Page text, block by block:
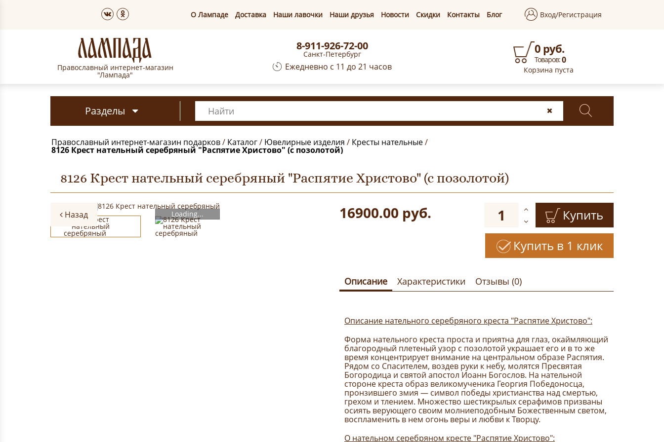
О Лампаде Доставка Наши лавочки Наши друзья Новости Скидки Контакты Блог Вход/Регистрация
Православный интернет-магазин
"Лампада"
8-911-926-72-00
Санкт-Петербург
Ежедневно с 11 до 21 часов
0 руб.
Товаров:0
Корзина пуста
Разделы
Православный интернет-магазин подарков/ Каталог/ Ювелирные изделия / Кресты нательные/
8126 Крест нательный серебряный "Распятие Христово" (с позолотой)
8126 Крест нательный серебряный "Распятие Христово" (с позолотой)
Loading...
Назад 16900.00 руб.
Купить
Купить в 1 клик
Описание Характеристики Отзывы (0)
Описание нательного серебряного креста "Распятие Христово":
Форма нательного креста проста и приятна для глаз, окаймляющий
благородный плетеный узор с позолотой украшает его и в то же
время концентрирует внимание на центральном образе Распятия.
Рядом со Спасителем, воздев руки к небу, молятся Пресвятая
Богородица и святой апостол Иоанн Богослов. На нательной
стороне креста образ великомученика Георгия Победоносца,
пронзившего змия — символ победы христианства над смертью,
грехом и тлением. Множество шестикрылых серафимов призваны
осиять верующего своим молниеподобным Божественным светом,
воспламенить в нем огонь веры и любви к Творцу.
О нательном серебряном кресте "Распятие Христово":